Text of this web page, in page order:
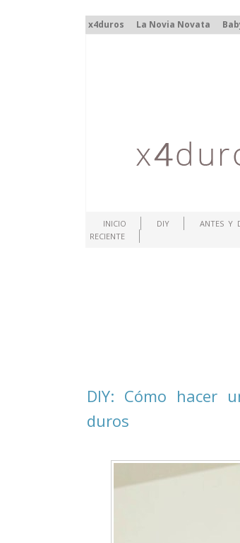
x4duros La Novia Novata
INICIO DIY ANTES Y
RECIENTE
DIY: Cómo hacer
duros